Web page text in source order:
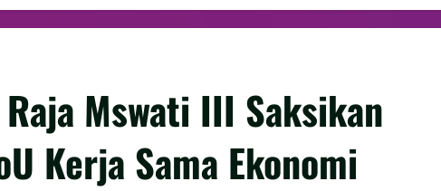
Mswati III Saksikan
Kerja Sama Ekonomi